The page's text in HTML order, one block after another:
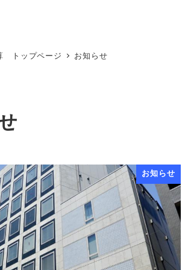
トップページ お知らせ
お知らせ